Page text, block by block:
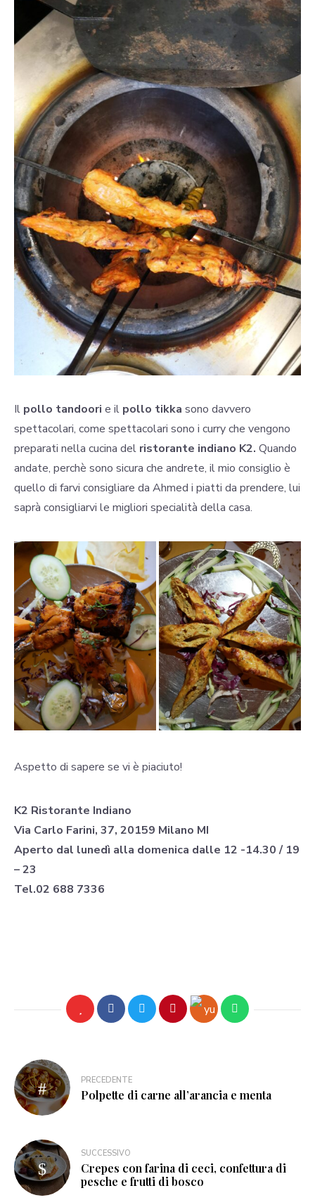
Il pollo tandoori e il pollo tikka sono davvero
spettacolari, come spettacolari sono i curry che vengono
preparati nella cucina del ristorante indiano K2. Quando
andate, perchè sono sicura che andrete, il mio consiglio è
quello di farvi consigliare da Ahmed i piatti da prendere, lui
saprà consigliarvi le migliori specialità della casa.
Aspetto di sapere se vi è piaciuto!
K2 Ristorante Indiano
Via Carlo Farini, 37, 20159 Milano MI
Aperto dal lunedì alla domenica dalle 12 -14.30 / 19
– 23
Tel.02 688 7336
PRECEDENTE
Polpette di carne all’arancia e menta
SUCCESSIVO
Crepes con farina di ceci, confettura di
pesche e frutti di bosco